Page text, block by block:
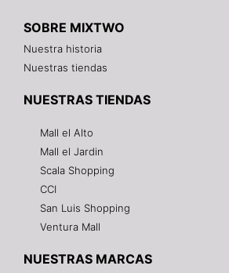
SOBRE MIXTWO
Nuestra historia
Nuestras tiendas
NUESTRAS TIENDAS
Mall el Alto
Mall el Jardin
Scala Shopping
CCI
San Luis Shopping
Ventura Mall
NUESTRAS MARCAS